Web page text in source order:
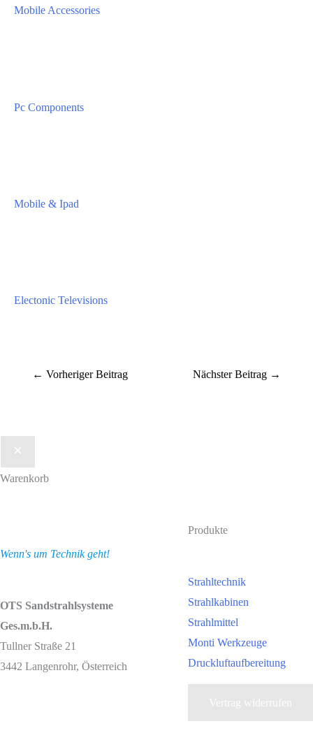
Mobile Accessories
Pc Components
Mobile & Ipad
Electonic Televisions
← Vorheriger Beitrag Nächster Beitrag →
Warenkorb
Wenn's um Technik geht!
OTS Sandstrahlsysteme
Ges.m.b.H.
Tullner Straße 21
3442 Langenrohr, Österreich
Produkte
Strahltechnik
Strahlkabinen
Strahlmittel
Monti Werkzeuge
Druckluftaufbereitung
Vertrag widerrufen